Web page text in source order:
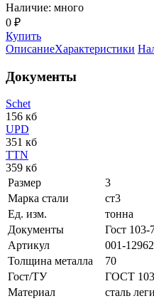
Наличие: много
0 ₽
Купить
ОписаниеХарактеристики
Документы
Schet
156 кб
UPD
351 кб
TTN
359 кб
Размер
3
Марка стали
ст3
Ед. изм.
тонна
Документы
Гост
Артикул
001-12962
Толщина металла
70
Гост/ТУ
ГОСТ
Материал
сталь